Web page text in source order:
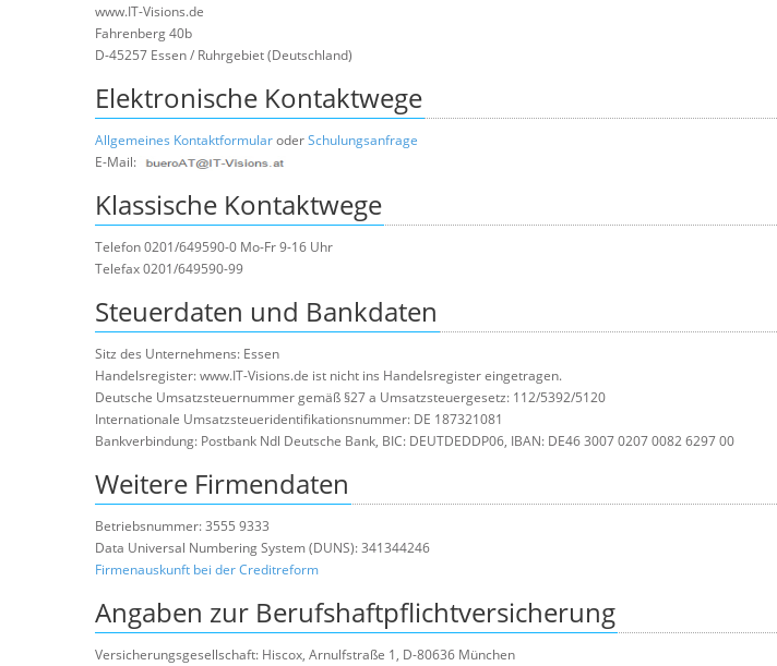
www.IT-Visions.de
Fahrenberg 40b
D-45257 Essen / Ruhrgebiet (Deutschland)
Elektronische Kontaktwege
Allgemeines KontaktformularoderSchulungsanfrage
E-Mail:
Klassische Kontaktwege
Telefon 0201/649590-0 Mo-Fr 9-16 Uhr
Telefax 0201/649590-99
Steuerdaten und Bankdaten
Sitz des Unternehmens: Essen
Handelsregister: www.IT-Visions.de ist nicht ins Handelsregister eingetragen.
Deutsche Umsatzsteuernummer gemäß §27 a Umsatzsteuergesetz: 112/5392/5120
Internationale Umsatzsteueridentifikationsnummer: DE 187321081
Bankverbindung: Postbank Ndl Deutsche Bank, BIC: DEUTDEDDP06, IBAN: DE46 3007 0207 0082 6297 00
Weitere Firmendaten
Betriebsnummer: 3555 9333
Data Universal Numbering System (DUNS): 341344246
Firmenauskunft bei der Creditreform
Angaben zur Berufshaftpflichtversicherung
Versicherungsgesellschaft: Hiscox, Arnulfstraße 1, D-80636 München